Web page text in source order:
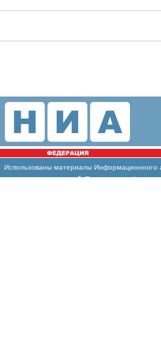
Использованы материалы Информационного
массовых коммуникаций (Роскомнадзор)